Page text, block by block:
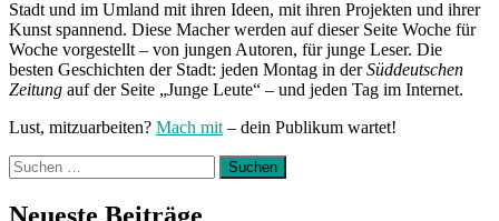
Stadt und im Umland mit ihren Ideen, mit ihren Projekten und ihrer
Kunst spannend. Diese Macher werden auf dieser Seite Woche für
Woche vorgestellt – von jungen Autoren, für junge Leser. Die
besten Geschichten der Stadt: jeden Montag in derSüddeutschen
Zeitung auf der Seite „Junge Leute“ – und jeden Tag im Internet.
Lust, mitzuarbeiten? Mach mit – dein Publikum wartet!
Suchen
nach: